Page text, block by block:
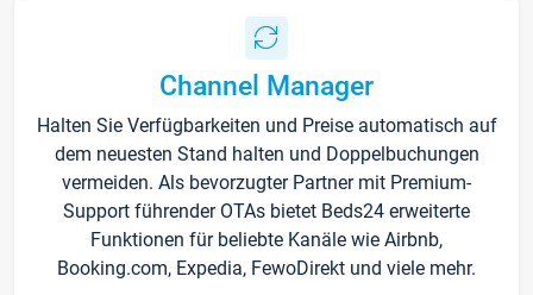
Channel Manager
Halten Sie Verfügbarkeiten und Preise automatisch auf
dem neuesten Stand halten und Doppelbuchungen
vermeiden. Als bevorzugter Partner mit Premium-
Support führender OTAs bietet Beds24 erweiterte
Funktionen für beliebte Kanäle wie Airbnb,
Booking.com, Expedia, FewoDirekt und viele mehr.